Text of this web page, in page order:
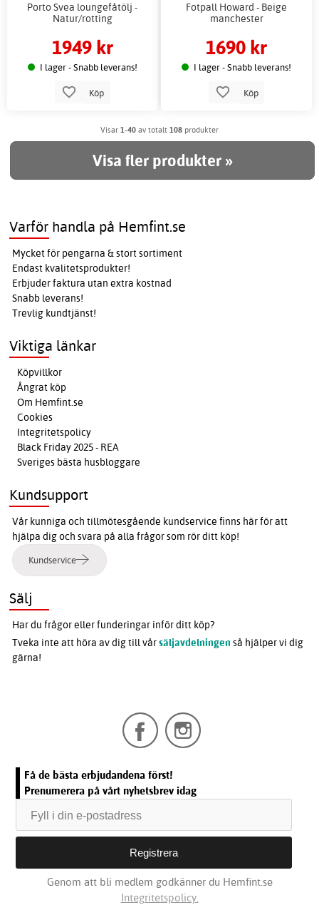
Porto Svea loungefåtölj -
Natur/rotting
1949 kr
I lager - Snabb leverans!
Köp
Fotpall Howard - Beige
manchester
1690 kr
I lager - Snabb leverans!
Köp
Visar 1-40 av totalt 108 produkter
Visa fler produkter »
Varför handla på Hemfint.se
Mycket för pengarna & stort sortiment
Endast kvalitetsprodukter!
Erbjuder faktura utan extra kostnad
Snabb leverans!
Trevlig kundtjänst!
Viktiga länkar
Köpvillkor
Ångrat köp
Om Hemfint.se
Cookies
Integritetspolicy
Black Friday 2025 - REA
Sveriges bästa husbloggare
Kundsupport
Vår kunniga och tillmötesgående kundservice finns här för att
hjälpa dig och svara på alla frågor som rör ditt köp!
Kundservice
Sälj
Har du frågor eller funderingar inför ditt köp?
Tveka inte att höra av dig till vårsäljavdelningen så hjälper vi dig
gärna!
Få de bästa erbjudandena först!
Prenumerera på vårt nyhetsbrev idag
Genom att bli medlem godkänner du Hemfint.se
Integritetspolicy.